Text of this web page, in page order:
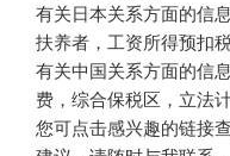
有关日本关系方面的信
扶养者，工资所得预扣
有关中国关系方面的信
费，综合保税区，立法
您可点击感兴趣的链接